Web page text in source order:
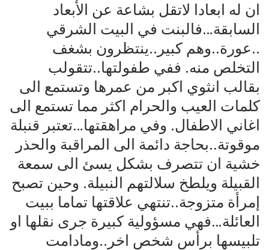
ان له ابعادا لاتقل بشاعة عن الأبعاد
السابقة…فالبنت في البيت الشرقي
..عورة..وهم كبير..ينتظرون بشغف
التخلص منه. ففي طفولتها..تتقولب
بقالب انثوي اكبر من عمرها وتستمع الى
كلمات العيب والحرام اكثر مما تستمع الى
اغاني الاطفال. وفي مراهقتها…تعتبر قنبلة
موقوتة..بحاجة دائمة الى المراقبة والحذر
خشية ان تتصرف بشكل يسئ الى سمعة
القبيلة ويلطخ سلالتهم النبيلة. وحين تصبح
إمرأة متزوجة..تنتهي علاقتها تماما ببيت
العائلة…فهي مسؤولية كبيرة جرى نقلها او
تلبيسها برأس شخص اخر..ومادامت